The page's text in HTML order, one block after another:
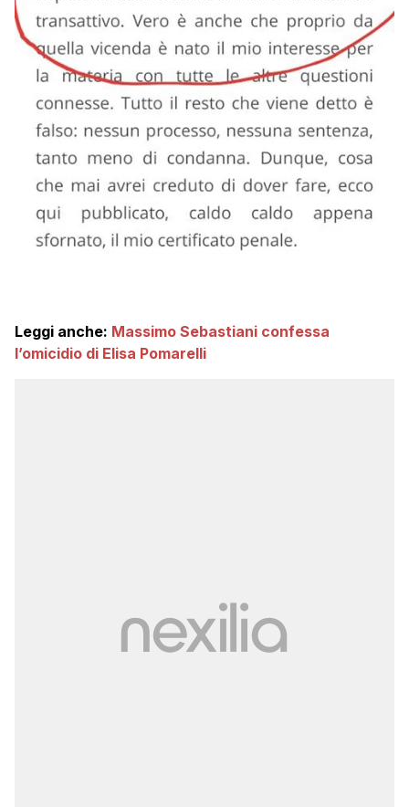
Leggi anche: Massimo Sebastiani confessa
l’omicidio di Elisa Pomarelli